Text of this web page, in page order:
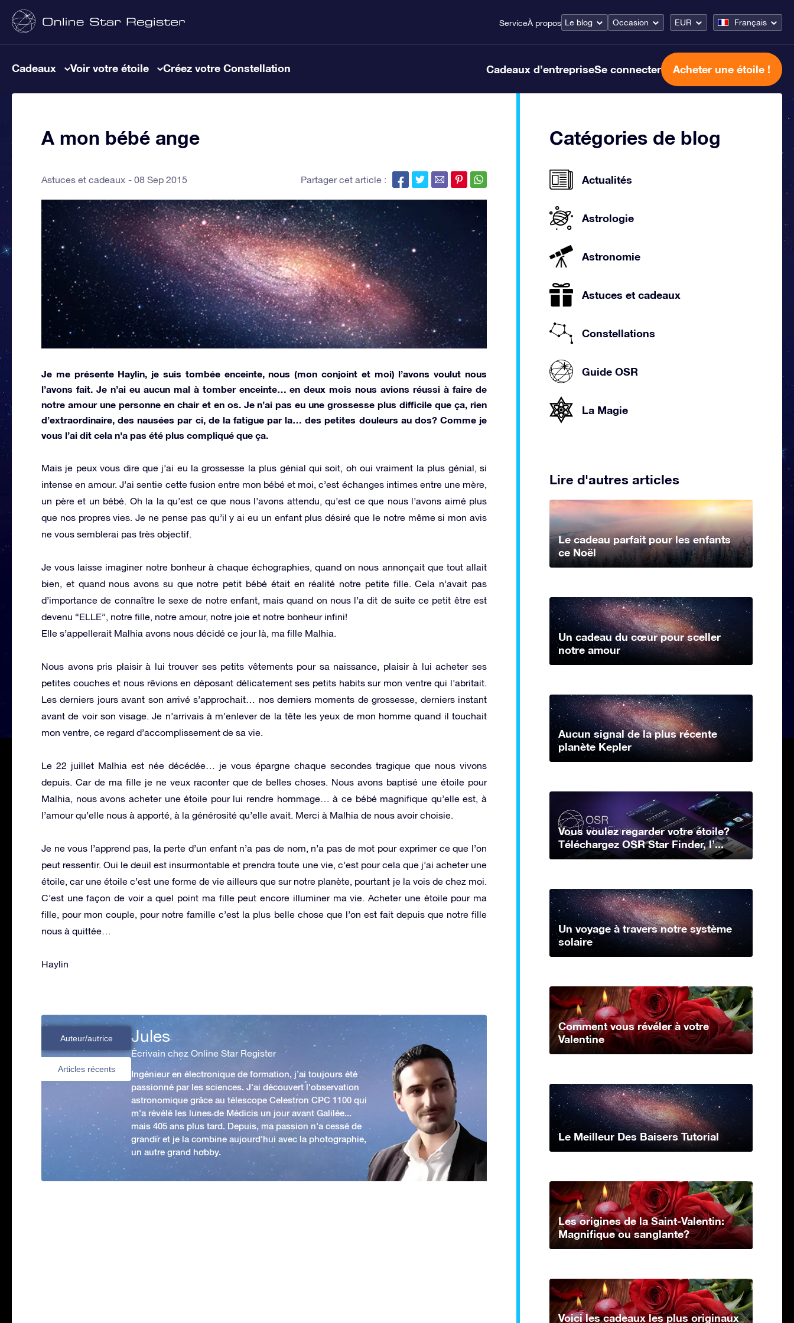
ServiceÀ propos Le blog Occasion EUR Français
Cadeaux Voir votre étoile Créez votre Constellation Cadeaux d’entrepriseSe connecter Acheter une étoile !
A mon bébé ange
Astuces et cadeaux 08 Sep 2015 Partager cet article :
Je me présente Haylin, je suis tombée enceinte, nous (mon conjoint et moi) l’avons voulut nous
l’avons fait. Je n’ai eu aucun mal à tomber enceinte… en deux mois nous avions réussi à faire de
notre amour une personne en chair et en os. Je n’ai pas eu une grossesse plus difficile que ça, rien
d’extraordinaire, des nausées par ci, de la fatigue par la… des petites douleurs au dos? Comme je
vous l’ai dit cela n'a pas été plus compliqué que ça.
Mais je peux vous dire que j’ai eu la grossesse la plus génial qui soit, oh oui vraiment la plus génial, si
intense en amour. J’ai sentie cette fusion entre mon bébé et moi, c’est échanges intimes entre une mère,
un père et un bébé. Oh la la qu’est ce que nous l’avons attendu, qu’est ce que nous l’avons aimé plus
que nos propres vies. Je ne pense pas qu’il y ai eu un enfant plus désiré que le notre même si mon avis
ne vous semblerai pas très objectif.
Je vous laisse imaginer notre bonheur à chaque échographies, quand on nous annonçait que tout allait
bien, et quand nous avons su que notre petit bébé était en réalité notre petite fille. Cela n’avait pas
d’importance de connaître le sexe de notre enfant, mais quand on nous l’a dit de suite ce petit être est
devenu “ELLE”, notre fille, notre amour, notre joie et notre bonheur infini!
Elle s’appellerait Malhia avons nous décidé ce jour là, ma fille Malhia.
Nous avons pris plaisir à lui trouver ses petits vêtements pour sa naissance, plaisir à lui acheter ses
petites couches et nous rêvions en déposant délicatement ses petits habits sur mon ventre qui l’abritait.
Les derniers jours avant son arrivé s’approchait… nos derniers moments de grossesse, derniers instant
avant de voir son visage. Je n’arrivais à m’enlever de la tête les yeux de mon homme quand il touchait
mon ventre, ce regard d’accomplissement de sa vie.
Le 22 juillet Malhia est née décédée… je vous épargne chaque secondes tragique que nous vivons
depuis. Car de ma fille je ne veux raconter que de belles choses. Nous avons baptisé une étoile pour
Malhia, nous avons acheter une étoile pour lui rendre hommage… à ce bébé magnifique qu’elle est, à
l’amour qu’elle nous à apporté, à la générosité qu’elle avait. Merci à Malhia de nous avoir choisie.
Je ne vous l’apprend pas, la perte d’un enfant n’a pas de nom, n’a pas de mot pour exprimer ce que l’on
peut ressentir. Oui le deuil est insurmontable et prendra toute une vie, c’est pour cela que j’ai acheter une
étoile, car une étoile c’est une forme de vie ailleurs que sur notre planète, pourtant je la vois de chez moi.
C’est une façon de voir a quel point ma fille peut encore illuminer ma vie. Acheter une étoile pour ma
fille, pour mon couple, pour notre famille c’est la plus belle chose que l’on est fait depuis que notre fille
nous à quittée…
Haylin
Auteur/autrice
Articles récents
Jules
Écrivain chez Online Star Register
Ingénieur en électronique de formation, j’ai toujours été
passionné par les sciences. J'ai découvert l'observation
astronomique grâce au télescope Celestron CPC 1100 qui
m'a révélé les lunes de Médicis un jour avant Galilée...
mais 405 ans plus tard. Depuis, ma passion n'a cessé de
grandir et je la combine aujourd'hui avec la photographie,
un autre grand hobby.
Catégories de blog
Actualités
Astrologie
Astronomie
Astuces et cadeaux
Constellations
Guide OSR
La Magie
Lire d'autres articles
Le cadeau parfait pour les enfants
ce Noël
Un cadeau du cœur pour sceller
notre amour
Aucun signal de la plus récente
planète Kepler
Vous voulez regarder votre étoile?
Téléchargez OSR Star Finder, l’...
Un voyage à travers notre système
solaire
Comment vous révéler à votre
Valentine
Le Meilleur Des Baisers Tutorial
Les origines de la Saint-Valentin:
Magnifique ou sanglante?
Voici les cadeaux les plus originaux